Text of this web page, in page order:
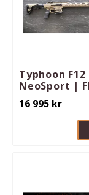
Typhoon F12
NeoSport |
16 995 kr